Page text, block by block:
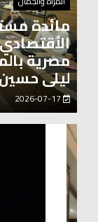
مائدة
مصرية
ليلى حسين
2026-07-17